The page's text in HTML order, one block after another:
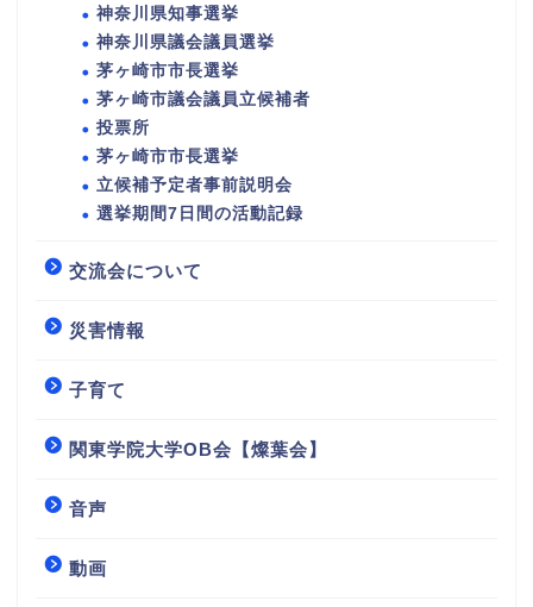
神奈川県知事選挙
神奈川県議会議員選挙
茅ヶ崎市市長選挙
茅ヶ崎市議会議員立候補者
投票所
茅ヶ崎市市長選挙
立候補予定者事前説明会
選挙期間7日間の活動記録
交流会について
災害情報
子育て
関東学院大学OB会【燦葉会】
音声
動画